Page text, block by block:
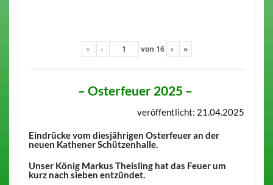
« ‹ von 16 › »
–Osterfeuer 2025 –
veröffentlicht: 21.04.2025
Eindrücke vom diesjährigen Osterfeuer an der
neuen Kathener Schützenhalle.
Unser König Markus Theisling hat das Feuer um
kurz nach sieben entzündet.